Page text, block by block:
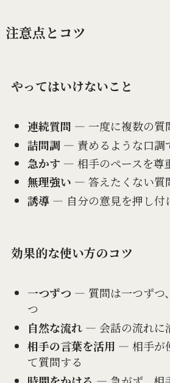
注意点とコツ
やってはいけないこと
連続質問 ― 一度に複数の質
詰問調― 責めるような口調
急かす ― 相手のペースを尊
無理強い ― 答えたくない質
誘導― 自分の意見を押し付
効果的な使い方のコツ
一つずつ ― 質問は一つずつ
つ
自然な流れ― 会話の流れに
相手の言葉を活用 ― 相手が
て質問する